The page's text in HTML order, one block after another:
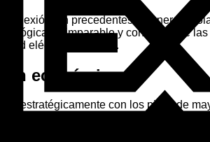
inflexión sin precedentes: la energía
es imparable y confirma que
red eléctrica nacional.
económica
estratégicamente con los picos de
potencia se abastece